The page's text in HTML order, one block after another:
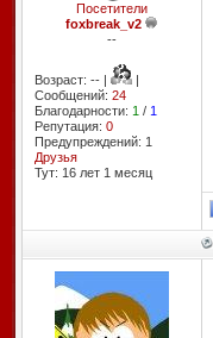
Посетители
foxbreak_v2
--
Возраст: -- |
|
Сообщений: 24
Благодарности: 1 / 1
Репутация: 0
Предупреждений: 1
Друзья
Тут: 16 лет 1 месяц